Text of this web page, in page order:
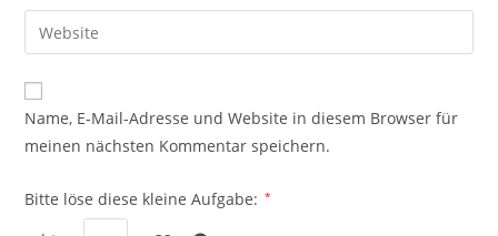
zum
Kommentieren
ein
E-
Mail-
zum
Kommentieren
ein
Gib
deine
Website-
URL
Name, E-Mail-Adresse und Website in diesem Browser für
meinen nächsten Kommentar speichern.
Bitte löse diese kleine Aufgabe: *